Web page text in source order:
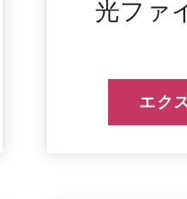
光ファ
エク